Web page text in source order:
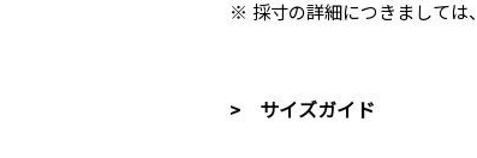
※ 採寸の詳細につきましては、
> サイズガイド